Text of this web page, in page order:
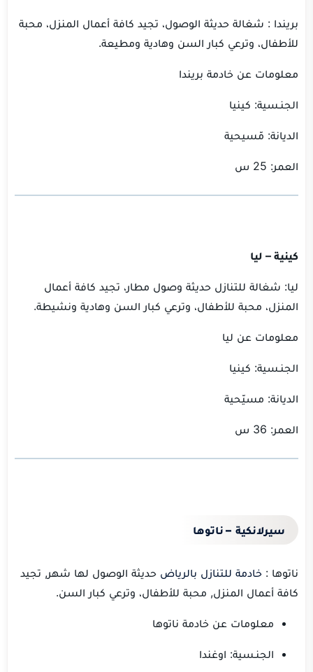
بريندا : شغالة حديثة الوصول، تجيد كافة أعمال المنزل، محبة
للأطفال، وترعي كبار السن وهادية ومطيعة.
معلومات عن خادمة بريندا
الجنـسية: كينيا
الديانة: مّسيحية
العمر: 25 س
كينية – ليا
ليا: شغالة للتنازل حديثة وصول مطار، تجيد كافة أعمال
المنزل، محبة للأطفال، وترعي كبار السن وهادية ونشيطة.
معلومات عن ليا
الجنـسية: كينيا
الديانة: مسيّحية
العمر: 36 س
سيرلانكية – ناتوها
ناتوها : خادمة للتنازل بالرياض حديثة الوصول لها شهر, تجيد
كافة أعمال المنزل, محبة للأطفال، وترعي كبار السن.
معلومات عن خادمة ناتوها
الجنـسية: اوغندا